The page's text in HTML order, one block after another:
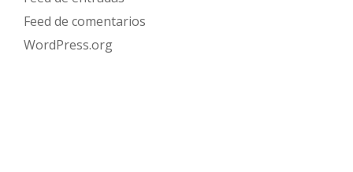
Feed de comentarios
WordPress.org